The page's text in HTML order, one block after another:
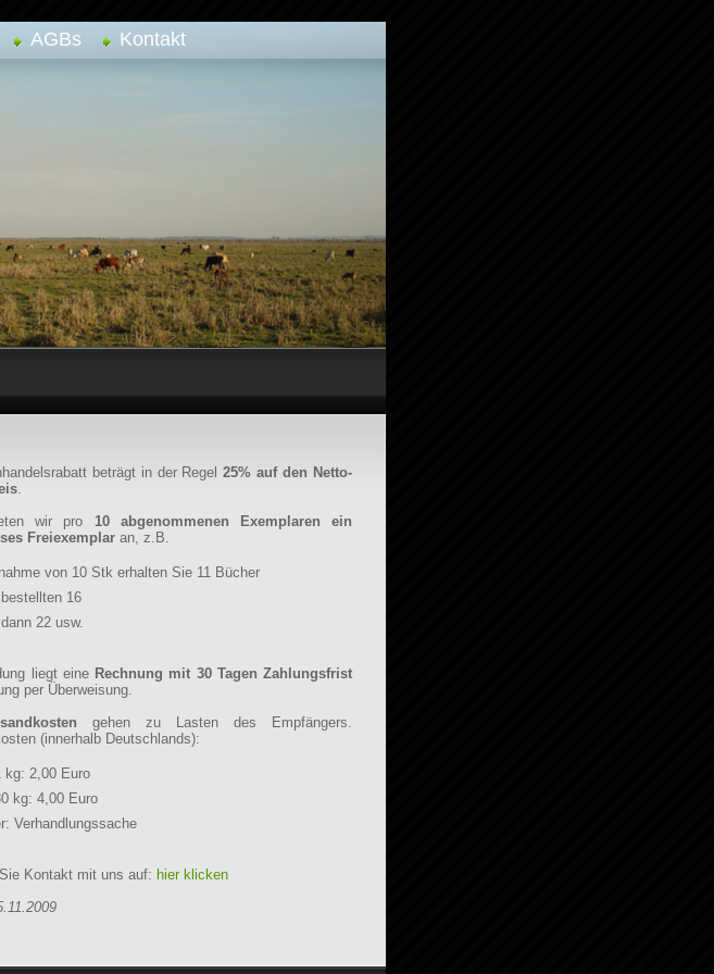
AGBs Kontakt
beträgt in der Regel25% auf den Netto-
.
wir pro 10 abgenommenen Exemplaren ein
Freiexemplar an, z.B.
von 10 Stk erhalten Sie 11 Bücher
16
22 usw.
liegt eine Rechnung mit 30 Tagen Zahlungsfrist
per Überweisung.
gehen zu Lasten des Empfängers.
(innerhalb Deutschlands):
kg: 2,00 Euro
kg: 4,00 Euro
Verhandlungssache
Kontakt mit uns auf: hier klicken